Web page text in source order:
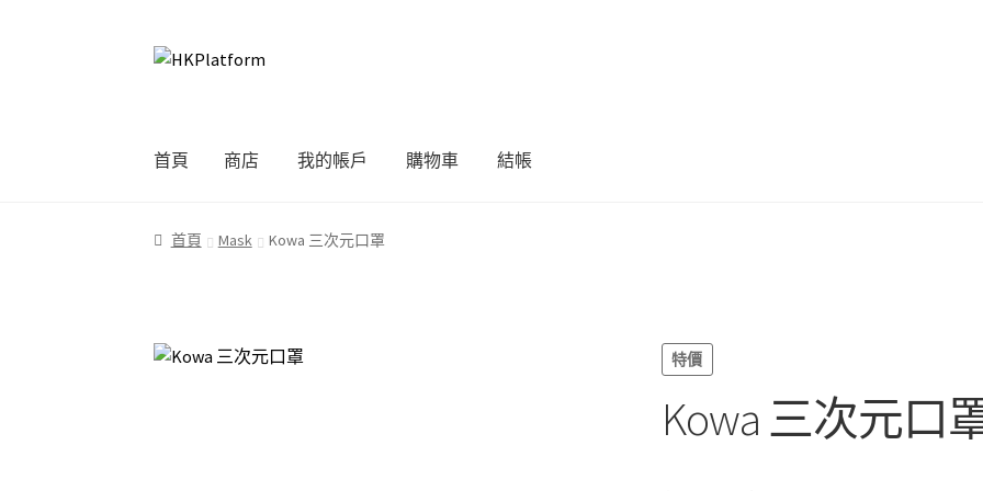
Skip
Skip
首頁 商店 我的帳戶 購物車 結帳
首頁商店 我的帳戶 購物車 結帳
首頁 Mask Kowa 三次元口罩
特價
Kowa 三次元口